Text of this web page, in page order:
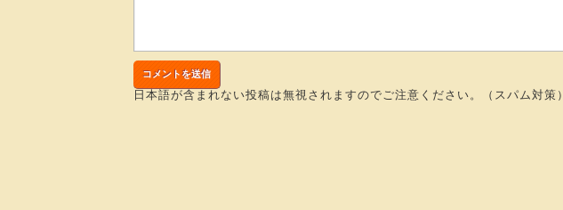
日本語が含まれない投稿は無視されますのでご注意ください。（スパム対策）